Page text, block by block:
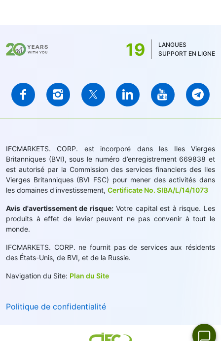
19
LANGUES
SUPPORT EN LIGNE
IFCMARKETS. CORP. est incorporé dans les Iles Vierges
Britanniques (BVI), sous le numéro d’enregistrement 669838 et
est autorisé par la Commission des services financiers des Iles
Vierges Britanniques (BVI FSC) pour mener des activités dans
les domaines d'investissement, Certificate No. SIBA/L/14/1073
Avis d'avertissement de risque:Votre capital est à risque. Les
produits à effet de levier peuvent ne pas convenir à tout le
monde.
IFCMARKETS. CORP. ne fournit pas de services aux résidents
des États-Unis, de BVI, et de la Russie.
Navigation du Site: Plan du Site
Politique de confidentialité